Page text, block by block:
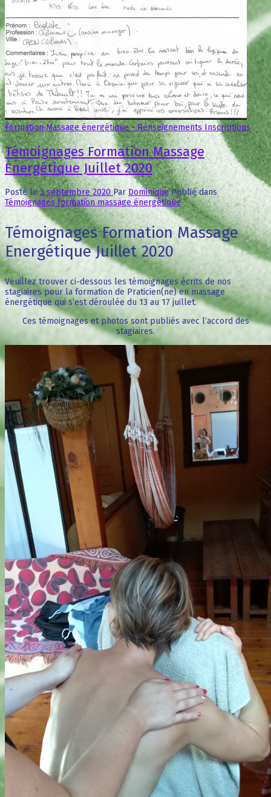
Formation Massage énergétique - Renseignements Inscriptions
Témoignages Formation Massage
Énergétique Juillet 2020
Posté le3 septembre 2020 ParDominique Publié dans
Témoignages formation massage énergétique
Témoignages Formation Massage
Energétique Juillet 2020
Veuillez trouver ci-dessous les témoignages écrits de nos
stagiaires pour la formation de Praticien(ne) en massage
énergétique qui s’est déroulée du 13 au 17 juillet.
Ces témoignages et photos sont publiés avec l’accord des
stagiaires.